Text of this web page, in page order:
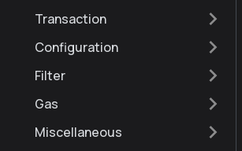
Transaction
Configuration
Filter
Gas
Miscellaneous